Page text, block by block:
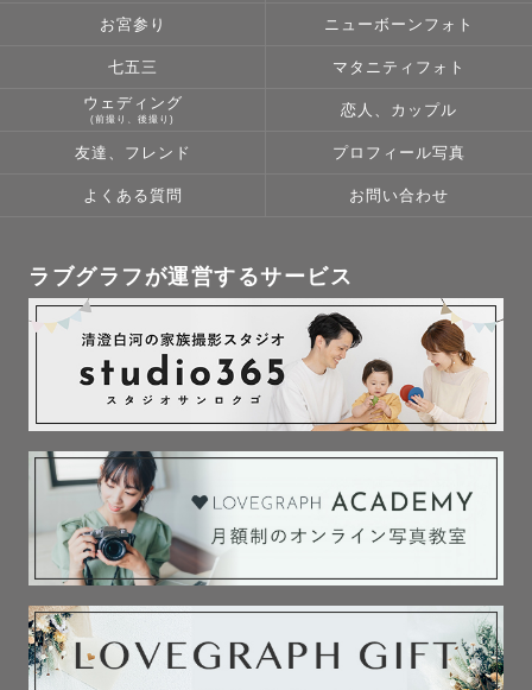
お宮参り ニューボーンフォト
七五三 マタニティフォト
ウェディング
(前撮り、後撮り)
恋人、カップル
友達、フレンド プロフィール写真
よくある質問 お問い合わせ
ラブグラフが運営するサービス